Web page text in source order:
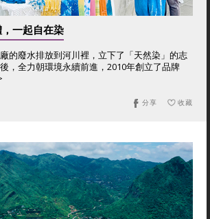
一起自在染
的廢水排放到河川裡，立下了「天然染」的志
，全力朝環境永續前進，2010年創立了品牌
收藏
分享